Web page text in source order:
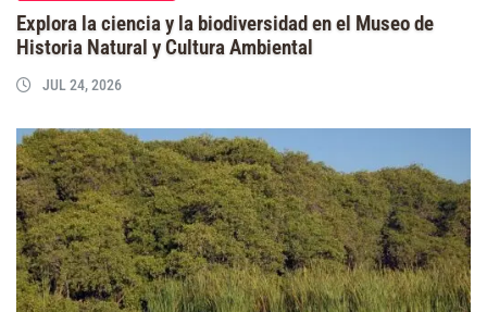
Explora la ciencia y la biodiversidad en el Museo de
Historia Natural y Cultura Ambiental
JUL 24, 2026